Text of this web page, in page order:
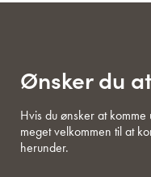
Ønsker du
Hvis du ønsker at
meget velkommen til at
herunder.